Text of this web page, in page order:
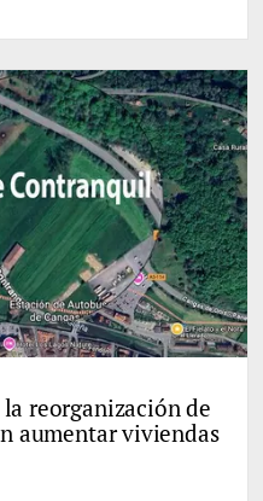
la reorganización de
aumentar viviendas